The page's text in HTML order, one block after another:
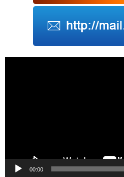
00:00